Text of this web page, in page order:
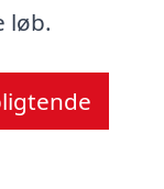
løb.